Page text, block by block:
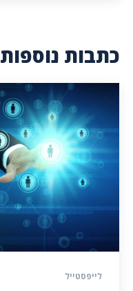
כתבות נוספות
לייפסטייל